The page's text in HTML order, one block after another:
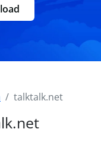
talktalk.net